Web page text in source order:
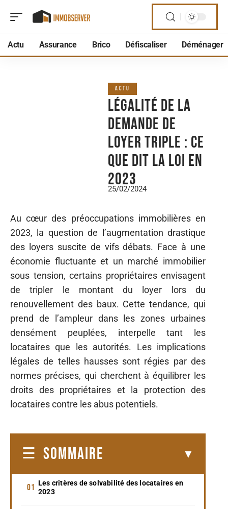
Actu Assurance Brico Défiscaliser Déménager
ACTU
Légalité de la
demande de
loyer triple : ce
que dit la loi en
2023
25/02/2024
Au cœur des préoccupations immobilières en
2023, la question de l’augmentation drastique
des loyers suscite de vifs débats. Face à une
économie fluctuante et un marché immobilier
sous tension, certains propriétaires envisagent
de tripler le montant du loyer lors du
renouvellement des baux. Cette tendance, qui
prend de l’ampleur dans les zones urbaines
densément peuplées, interpelle tant les
locataires que les autorités. Les implications
légales de telles hausses sont régies par des
normes précises, qui cherchent à équilibrer les
droits des propriétaires et la protection des
locataires contre les abus potentiels.
SOMMAIRE
Les critères de solvabilité des locataires en
2023